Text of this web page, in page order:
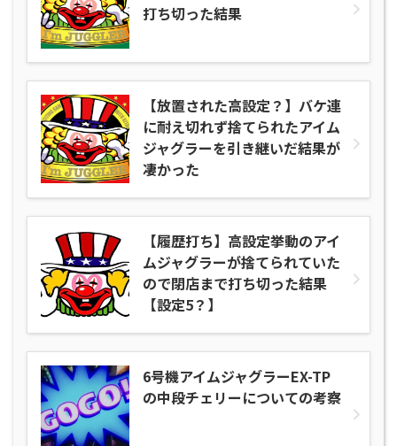
打ち切った結果
【放置された高設定？】バケ連
に耐え切れず捨てられたアイム
ジャグラーを引き継いだ結果が
凄かった
【履歴打ち】高設定挙動のアイ
ムジャグラーが捨てられていた
ので閉店まで打ち切った結果
【設定5？】
6号機アイムジャグラーEX-TP
の中段チェリーについての考察